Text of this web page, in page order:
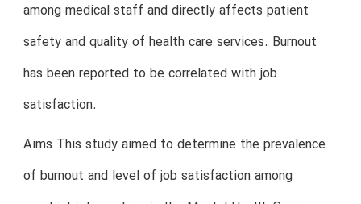
among medical staff and directly affects patient
safety and quality of health care services. Burnout
has been reported to be correlated with job
satisfaction.
Aims This study aimed to determine the prevalence
of burnout and level of job satisfaction among